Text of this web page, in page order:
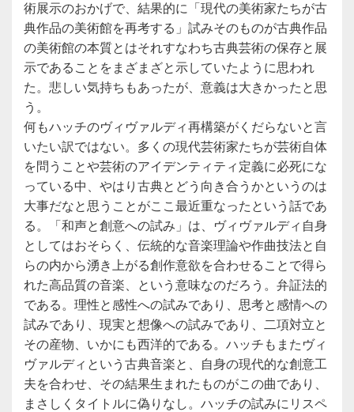
術展示のおかげで、結果的に「現代の美術家たちが古
典作品の美術館を再考する」試みそのものが古典作品
の美術館の本質とはそれすなわち古典芸術の保存と展
示であることをまざまざと示していたように思われ
た。悲しい気持ちもあったが、意義は大きかったと思
う。
何もハッチのヴィヴァルディ再構築がくだらないと言
いたい訳ではない。多くの現代芸術家たちが芸術自体
を問うことや芸術のアイデンティティ定義に必死にな
っている中、やはり古典とどう向き合うかというのは
大事だなと思うことがここ最近重なったという話であ
る。「和声と創意への試み」は、ヴィヴァルディ自身
としてはおそらく、伝統的な音楽理論や作曲技法と自
らの内から湧き上がる創作意欲を合わせることで得ら
れた高品質の音楽、という意味なのだろう。弁証法的
である。理性と感性への試みであり、思考と感情への
試みであり、現実と想像への試みであり、二項対立と
その産物、いかにも西洋的である。ハッチもまたヴィ
ヴァルディという古典音楽と、自身の現代的な創意工
夫を合わせ、その結果生まれたものがこの曲であり、
まさしくタイトルに偽りなし。ハッチの試みにリスペ